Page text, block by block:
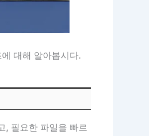
대해 알아봅시다.
, 필요한 파일을 빠르